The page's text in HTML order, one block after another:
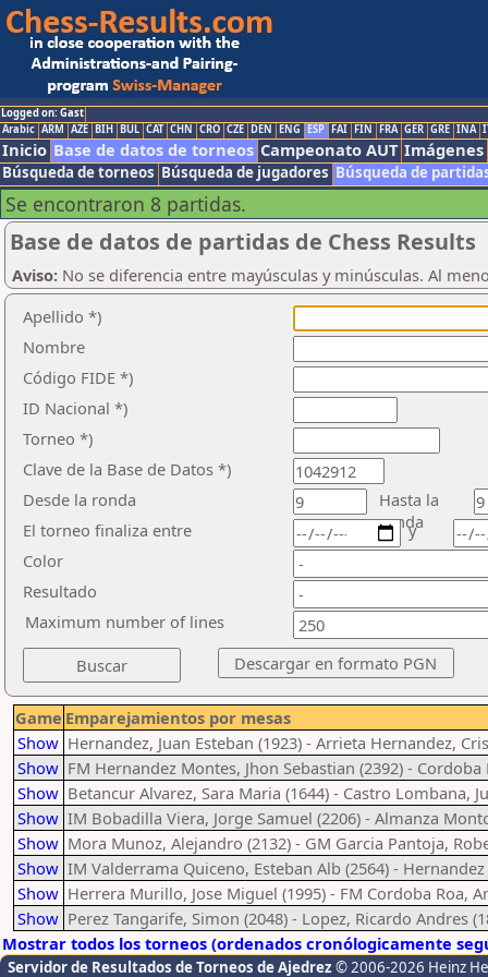
Logged on: Gast
Arabic ARM AZE BIH BUL CAT CHN CRO CZE DEN ENG ESP FAI FIN FRA GER GRE INA
Inicio Base de datos de torneos Campeonato AUT Imágenes
Búsqueda de torneos Búsqueda de jugadores Búsqueda de
Se encontraron 8 partidas.
Base de datos de partidas de Chess Results
Aviso: No se diferencia entre mayúsculas y minúsculas. Al
Apellido *)
Nombre
Código FIDE *)
ID Nacional *)
Torneo *)
Clave de la Base de Datos *)
Desde la ronda
Hasta la
ronda
El torneo finaliza entre
Color
Resultado
y
Maximum number of lines
Game Emparejamientos por mesas
Show Hernandez, Juan Esteban (1923) - Arrieta Hernandez,
Show FM Hernandez Montes, Jhon Sebastian (2392) - Cordoba
Show Betancur Alvarez, Sara Maria (1644) - Castro Lombana,
Show IM Bobadilla Viera, Jorge Samuel (2206) - Almanza
Show Mora Munoz, Alejandro (2132) - GM Garcia Pantoja,
Show IM Valderrama Quiceno, Esteban Alb (2564) - Hernandez
Show Herrera Murillo, Jose Miguel (1995) - FM Cordoba Roa,
Show Perez Tangarife, Simon (2048) - Lopez, Ricardo Andres
Mostrar todos los torneos (ordenados cronólogicamente
Servidor de Resultados de Torneos de Ajedrez © 2006-2026 Heinz